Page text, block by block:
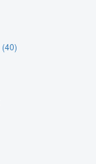
(40)